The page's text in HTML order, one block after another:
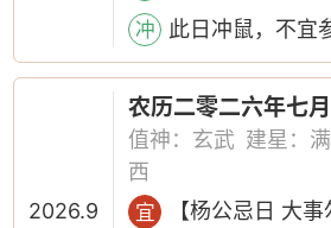
冲 此日冲鼠，不宜
2026.9
农历二零二六年七
值神：玄武 建星：
西
宜 【杨公忌日 大